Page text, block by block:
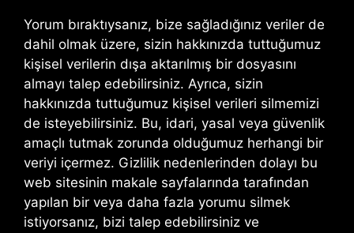
Yorum bıraktıysanız, bize sağladığınız veriler de
dahil olmak üzere, sizin hakkınızda tuttuğumuz
kişisel verilerin dışa aktarılmış bir dosyasını
almayı talep edebilirsiniz. Ayrıca, sizin
hakkınızda tuttuğumuz kişisel verileri silmemizi
de isteyebilirsiniz. Bu, idari, yasal veya güvenlik
amaçlı tutmak zorunda olduğumuz herhangi bir
veriyi içermez. Gizlilik nedenlerinden dolayı bu
web sitesinin makale sayfalarında tarafından
yapılan bir veya daha fazla yorumu silmek
istiyorsanız, bizi talep edebilirsiniz ve